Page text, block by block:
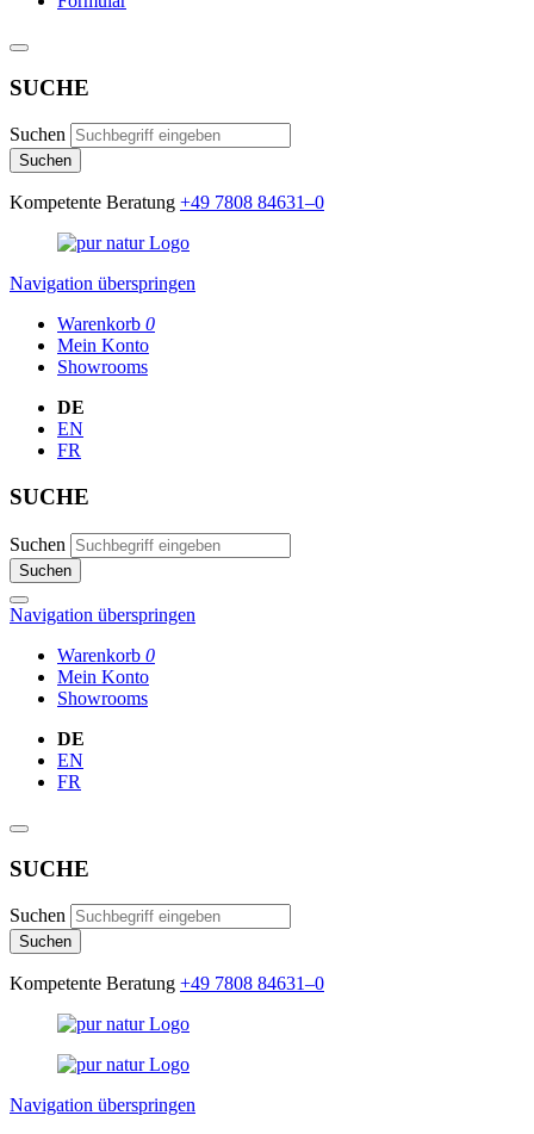
SUCHE
Suchen
Suchen
Kompetente Beratung +49 7808 84631–0
Navigation überspringen
Warenkorb 0
Mein Konto
Showrooms
DE
EN
FR
SUCHE
Suchen
Suchen
Navigation überspringen
Warenkorb 0
Mein Konto
Showrooms
DE
EN
FR
SUCHE
Suchen
Suchen
Kompetente Beratung +49 7808 84631–0
Navigation überspringen